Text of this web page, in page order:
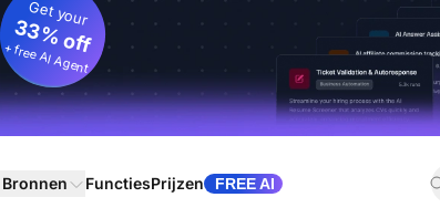
Get your
33% off
+ free AI Agent
Bronnen FunctiesPrijzen FREE AI